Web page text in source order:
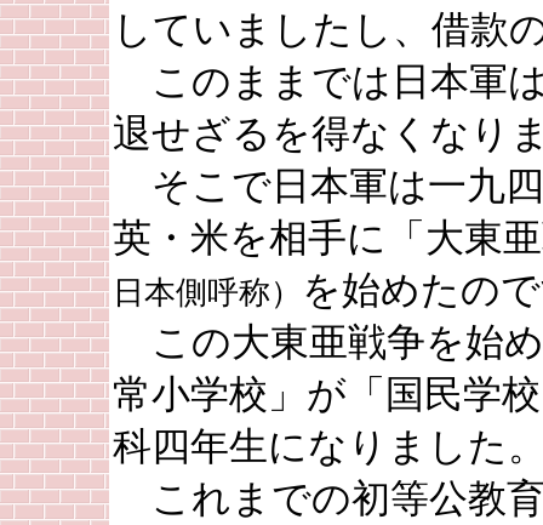
していましたし、借款
このままでは日本軍
退せざるを得なくなり
そこで日本軍は一九
英・米を相手に「大東
日本側呼称）
を始めたの
この大東亜戦争を始
常小学校」が「国民学
科四年生になりました
これまでの初等公教